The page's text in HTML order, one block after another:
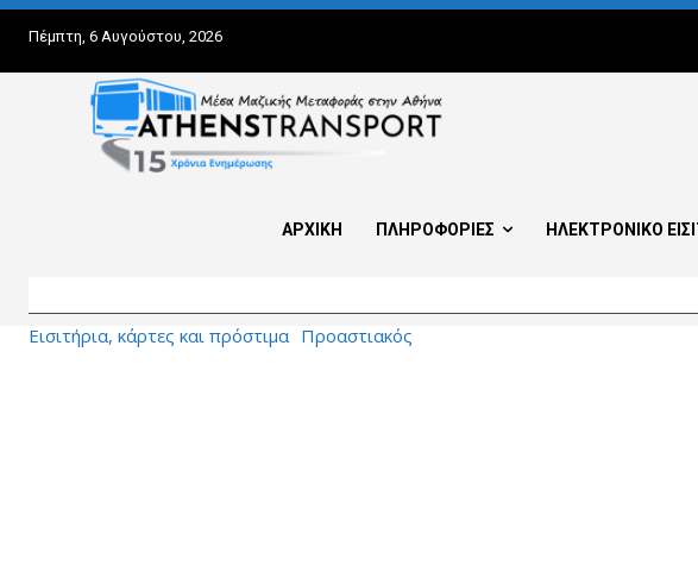
Πέμπτη, 6 Αυγούστου, 2026
ΑΡΧΙΚΗ ΠΛΗΡΟΦΟΡΙΕΣ ΗΛΕΚΤΡΟΝΙΚΟ
Εισιτήρια, κάρτες και πρόστιμα Προαστιακός